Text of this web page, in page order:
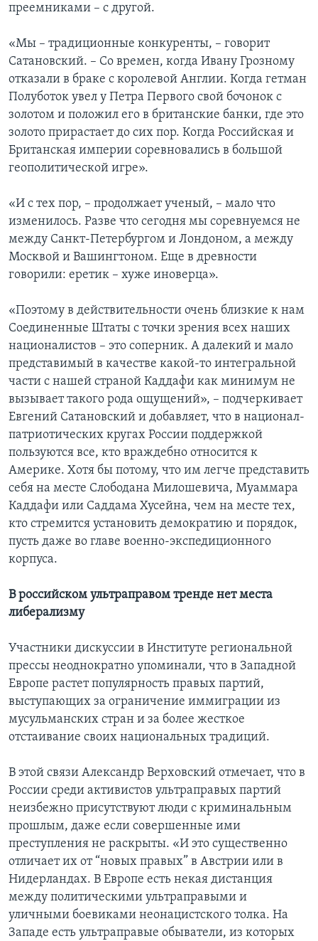
преемниками – с другой.
«Мы – традиционные конкуренты, – говорит
Сатановский. – Со времен, когда Ивану Грозному
отказали в браке с королевой Англии. Когда гетман
Полуботок увел у Петра Первого свой бочонок с
золотом и положил его в британские банки, где это
золото прирастает до сих пор. Когда Российская и
Британская империи соревновались в большой
геополитической игре».
«И с тех пор, – продолжает ученый, – мало что
изменилось. Разве что сегодня мы соревнуемся не
между Санкт-Петербургом и Лондоном, а между
Москвой и Вашингтоном. Еще в древности
говорили: еретик – хуже иноверца».
«Поэтому в действительности очень близкие к нам
Соединенные Штаты с точки зрения всех наших
националистов – это соперник. А далекий и мало
представимый в качестве какой-то интегральной
части с нашей страной Каддафи как минимум не
вызывает такого рода ощущений», – подчеркивает
Евгений Сатановский и добавляет, что в национал-
патриотических кругах России поддержкой
пользуются все, кто враждебно относится к
Америке. Хотя бы потому, что им легче представить
себя на месте Слободана Милошевича, Муаммара
Каддафи или Саддама Хусейна, чем на месте тех,
кто стремится установить демократию и порядок,
пусть даже во главе военно-экспедиционного
корпуса.
В российском ультраправом тренде нет места
либерализму
Участники дискуссии в Институте региональной
прессы неоднократно упоминали, что в Западной
Европе растет популярность правых партий,
выступающих за ограничение иммиграции из
мусульманских стран и за более жесткое
отстаивание своих национальных традиций.
В этой связи Александр Верховский отмечает, что в
России среди активистов ультраправых партий
неизбежно присутствуют люди с криминальным
прошлым, даже если совершенные ими
преступления не раскрыты. «И это существенно
отличает их от “новых правых” в Австрии или в
Нидерландах. В Европе есть некая дистанция
между политическими ультраправыми и
уличными боевиками неонацистского толка. На
Западе есть ультраправые обыватели, из которых